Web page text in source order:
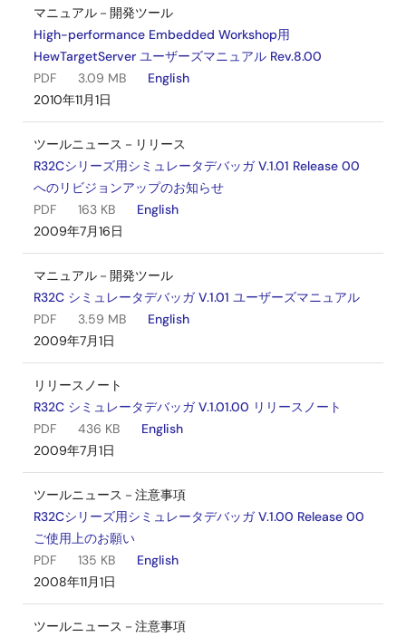
マニュアル－開発ツール
High-performance Embedded Workshop用
HewTargetServer ユーザーズマニュアル Rev.8.00
PDF
3.09 MB
English
2010年11月1日
ツールニュース－リリース
R32Cシリーズ用シミュレータデバッガ V.1.01 Release 00
へのリビジョンアップのお知らせ
PDF
163 KB
English
2009年7月16日
マニュアル－開発ツール
R32C シミュレータデバッガ V.1.01 ユーザーズマニュアル
PDF
3.59 MB
English
2009年7月1日
リリースノート
R32C シミュレータデバッガ V.1.01.00 リリースノート
PDF
436 KB
English
2009年7月1日
ツールニュース－注意事項
R32Cシリーズ用シミュレータデバッガ V.1.00 Release 00
ご使用上のお願い
PDF
135 KB
English
2008年11月1日
ツールニュース－注意事項